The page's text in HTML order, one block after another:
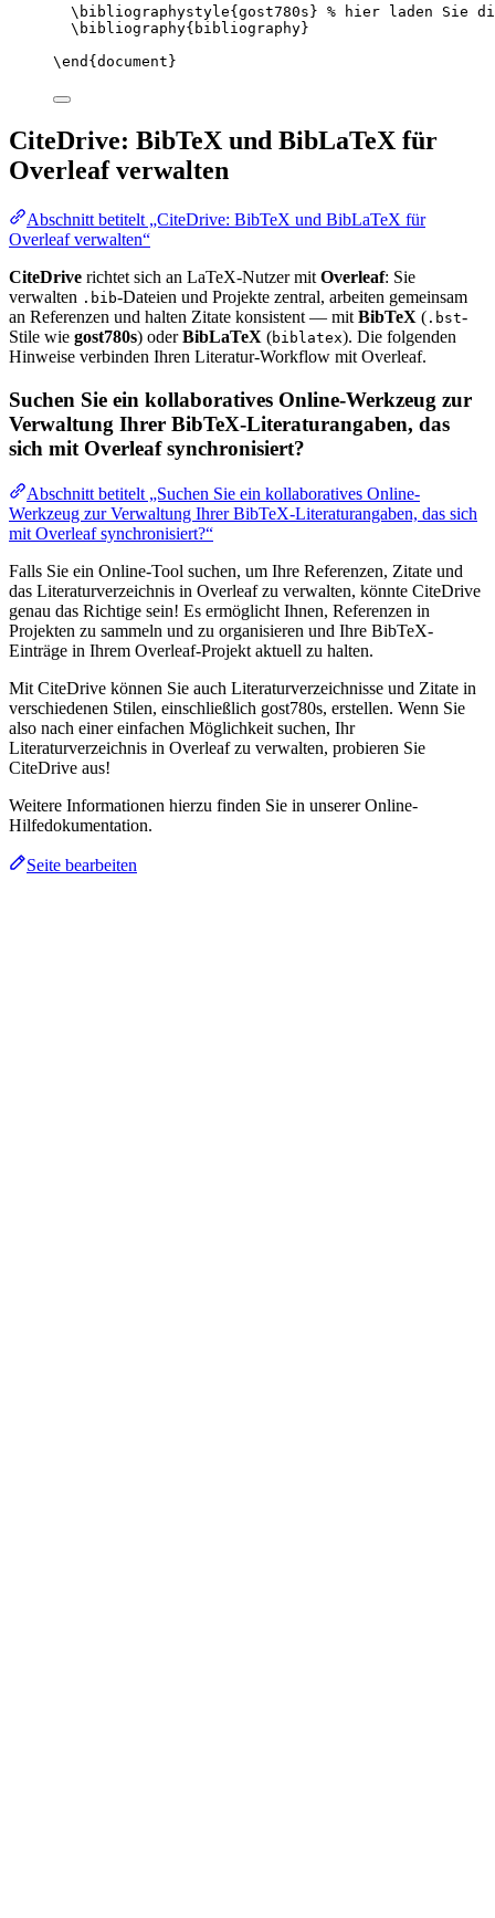
\bibliographystyle{gost780s} % hier laden Sie
\bibliography{bibliography}
\end { document }
CiteDrive: BibTeX und BibLaTeX für
Overleaf verwalten
Abschnitt betitelt „CiteDrive: BibTeX und BibLaTeX für
Overleaf verwalten“
CiteDrive richtet sich an LaTeX-Nutzer mit Overleaf: Sie
verwalten .bib-Dateien und Projekte zentral, arbeiten gemeinsam
an Referenzen und halten Zitate konsistent — mit BibTeX ( .bst-
Stile wie gost780s) oderBibLaTeX (biblatex). Die folgenden
Hinweise verbinden Ihren Literatur-Workflow mit Overleaf.
Suchen Sie ein kollaboratives Online-Werkzeug zur
Verwaltung Ihrer BibTeX-Literaturangaben, das
sich mit Overleaf synchronisiert?
Abschnitt betitelt „Suchen Sie ein kollaboratives Online-
Werkzeug zur Verwaltung Ihrer BibTeX-Literaturangaben, das sich
mit Overleaf synchronisiert?“
Falls Sie ein Online-Tool suchen, um Ihre Referenzen, Zitate und
das Literaturverzeichnis in Overleaf zu verwalten, könnte CiteDrive
genau das Richtige sein! Es ermöglicht Ihnen, Referenzen in
Projekten zu sammeln und zu organisieren und Ihre BibTeX-
Einträge in Ihrem Overleaf-Projekt aktuell zu halten.
Mit CiteDrive können Sie auch Literaturverzeichnisse und Zitate in
verschiedenen Stilen, einschließlich gost780s, erstellen. Wenn Sie
also nach einer einfachen Möglichkeit suchen, Ihr
Literaturverzeichnis in Overleaf zu verwalten, probieren Sie
CiteDrive aus!
Weitere Informationen hierzu finden Sie in unserer Online-
Hilfedokumentation.
Seite bearbeiten